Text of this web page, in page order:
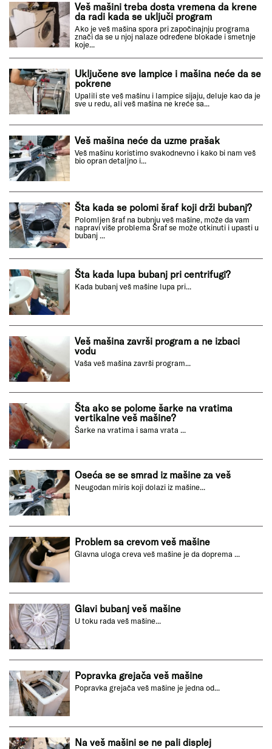
Veš mašini treba dosta vremena da krene
da radi kada se uključi program
Ako je veš mašina spora pri započinajnju programa
znači da se u njoj nalaze određene blokade i smetnje
koje...
Uključene sve lampice i mašina neće da se
pokrene
Upalili ste veš mašinu i lampice sijaju, deluje kao da je
sve u redu, ali veš mašina ne kreće sa...
Veš mašina neće da uzme prašak
Veš mašinu koristimo svakodnevno i kako bi nam veš
bio opran detaljno i...
Šta kada se polomi šraf koji drži bubanj?
Polomljen šraf na bubnju veš mašine, može da vam
napravi više problema Šraf se može otkinuti i upasti u
bubanj ...
Šta kada lupa bubanj pri centrifugi?
Kada bubanj veš mašine lupa pri...
Veš mašina završi program a ne izbaci
vodu
Vaša veš mašina završi program...
Šta ako se polome šarke na vratima
vertikalne veš mašine?
Šarke na vratima i sama vrata ...
Oseća se se smrad iz mašine za veš
Neugodan miris koji dolazi iz mašine...
Problem sa crevom veš mašine
Glavna uloga creva veš mašine je da doprema ...
Glavi bubanj veš mašine
U toku rada veš mašine...
Popravka grejača veš mašine
Popravka grejača veš mašine je jedna od...
Na veš mašini se ne pali displej